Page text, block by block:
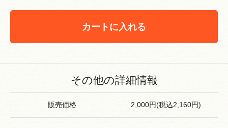
カートに入れる
その他の詳細情報
販売価格 2,000円(税込2,160円)